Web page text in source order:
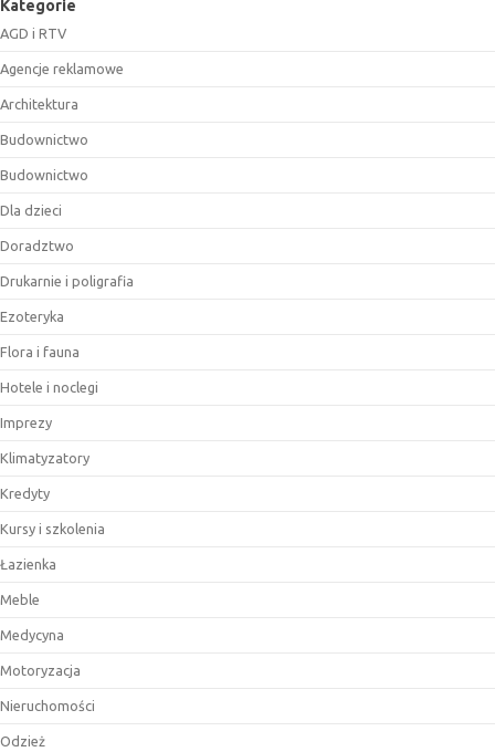
Kategorie
AGD i RTV
Agencje reklamowe
Architektura
Budownictwo
Budownictwo
Dla dzieci
Doradztwo
Drukarnie i poligrafia
Ezoteryka
Flora i fauna
Hotele i noclegi
Imprezy
Klimatyzatory
Kredyty
Kursy i szkolenia
Łazienka
Meble
Medycyna
Motoryzacja
Nieruchomości
Odzież